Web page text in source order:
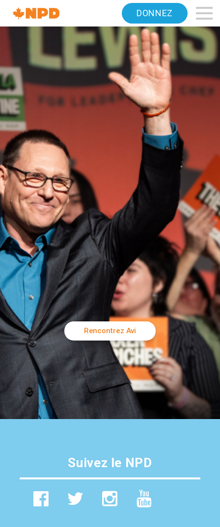
Canada's
NDP
Navigation
Accueil DONNEZ
Rencontrez Avi
Suivez le NPD